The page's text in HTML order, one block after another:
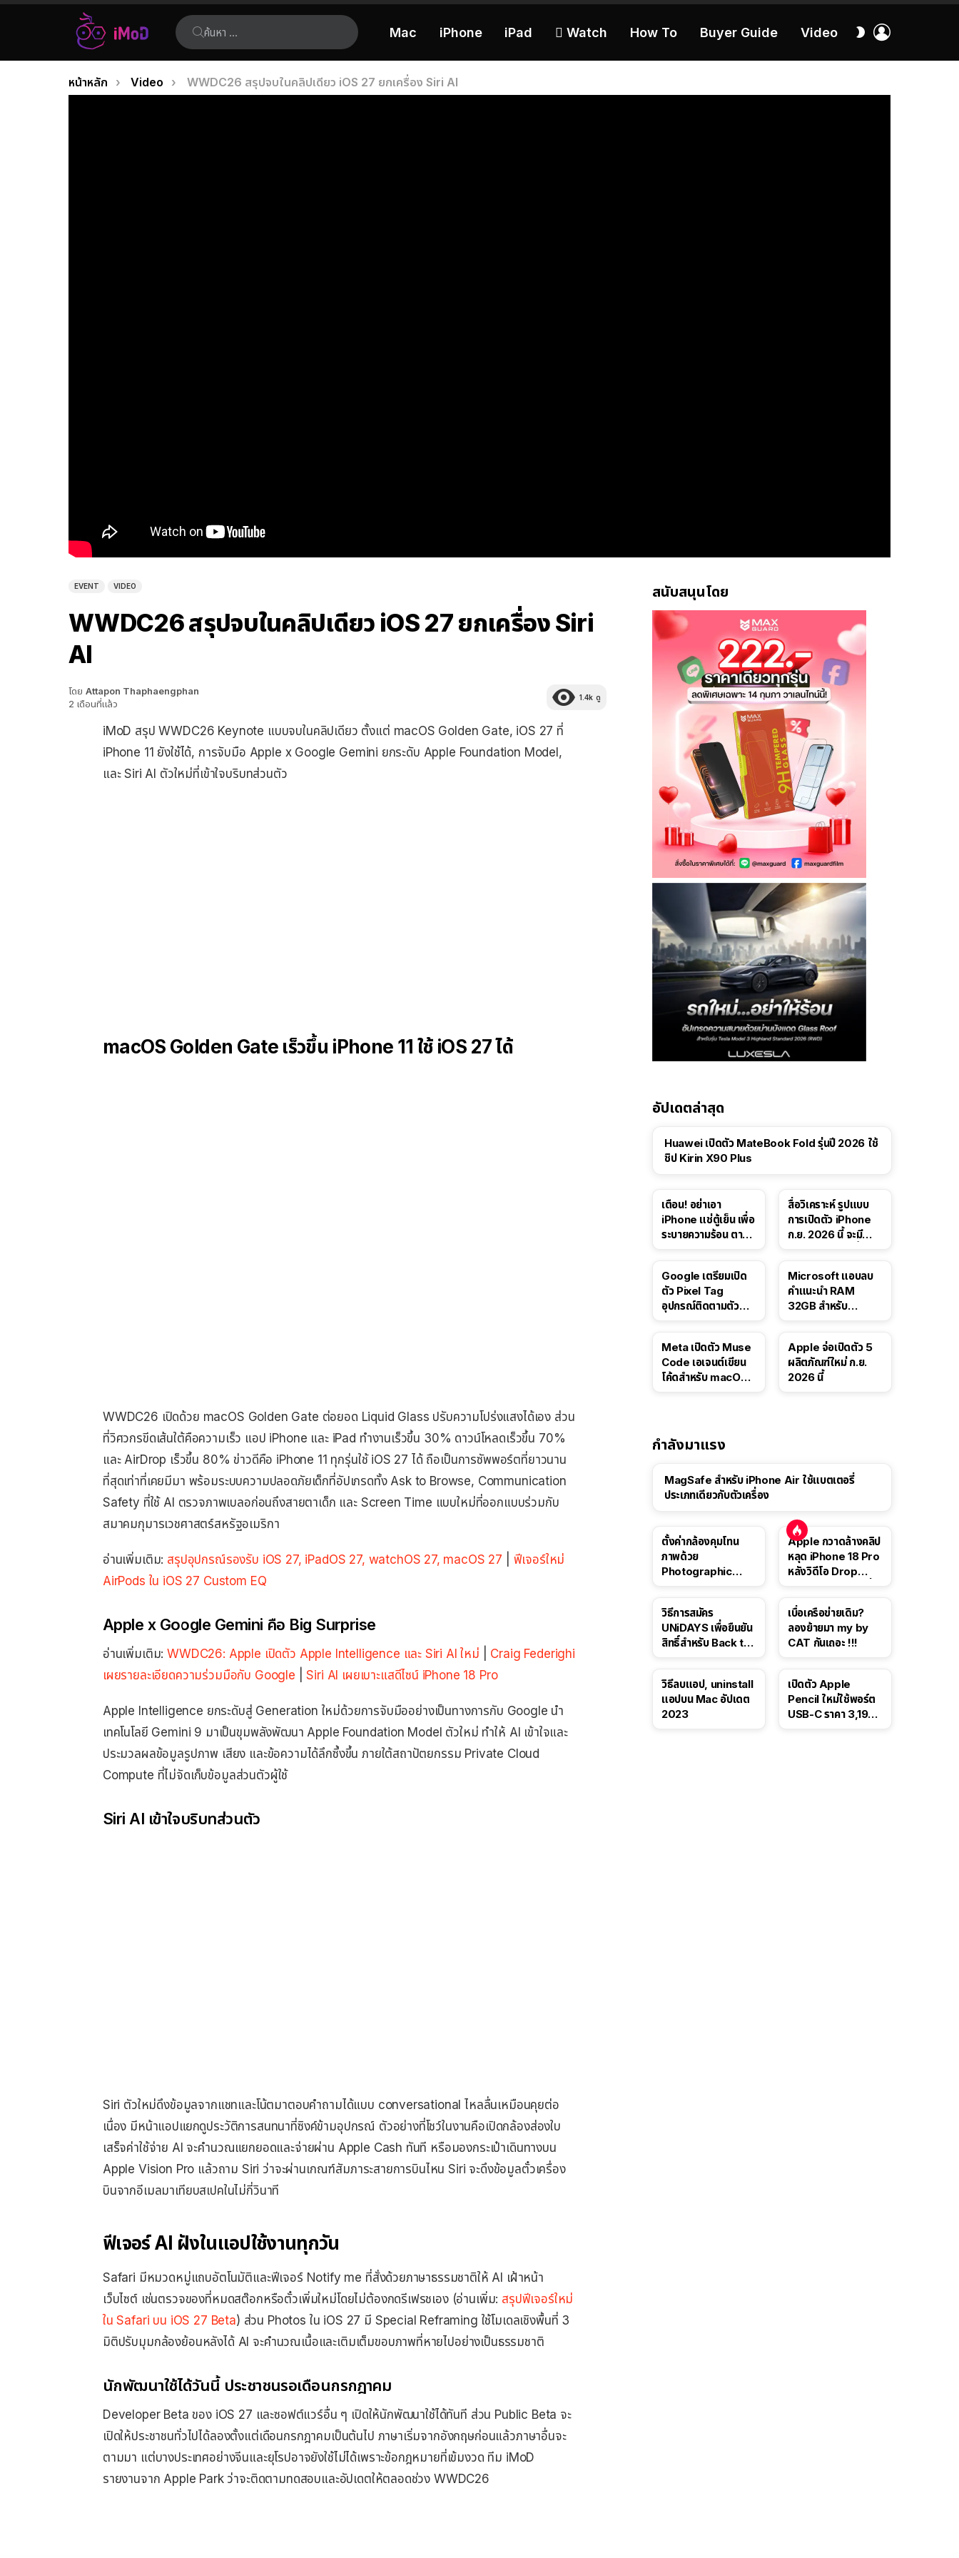
ค้นหา:
Mac iPhone iPad  Watch How To Buyer Guide Video
สลับ
เรื่อง
คุณอยู่ที่นี่:
หน้าหลัก Video WWDC26 สรุปจบในคลิปเดียว iOS 27 ยกเครื่อง Siri AI
EVENT VIDEO
WWDC26 สรุปจบในคลิปเดียว iOS 27 ยกเครื่อง Siri
AI
โดย Attapon Thaphaengphan
2 เดือนที่แล้ว
1.4k ดู
iMoD สรุป WWDC26 Keynote แบบจบในคลิปเดียว ตั้งแต่ macOS Golden Gate, iOS 27 ที่
iPhone 11 ยังใช้ได้, การจับมือ Apple x Google Gemini ยกระดับ Apple Foundation Model,
และ Siri AI ตัวใหม่ที่เข้าใจบริบทส่วนตัว
macOS Golden Gate เร็วขึ้น iPhone 11 ใช้ iOS 27 ได้
WWDC26 เปิดด้วย macOS Golden Gate ต่อยอด Liquid Glass ปรับความโปร่งแสงได้เอง ส่วน
ที่วิศวกรขีดเส้นใต้คือความเร็ว แอป iPhone และ iPad ทำงานเร็วขึ้น 30% ดาวน์โหลดเร็วขึ้น 70%
และ AirDrop เร็วขึ้น 80% ข่าวดีคือ iPhone 11 ทุกรุ่นใช้ iOS 27 ได้ ถือเป็นการซัพพอร์ตที่ยาวนาน
ที่สุดเท่าที่เคยมีมา พร้อมระบบความปลอดภัยเด็กที่อัปเกรดทั้ง Ask to Browse, Communication
Safety ที่ใช้ AI ตรวจภาพเบลอก่อนถึงสายตาเด็ก และ Screen Time แบบใหม่ที่ออกแบบร่วมกับ
สมาคมกุมารเวชศาสตร์สหรัฐอเมริกา
อ่านเพิ่มเติม: สรุปอุปกรณ์รองรับ iOS 27, iPadOS 27, watchOS 27, macOS 27
ฟีเจอร์ใหม่
AirPods ใน iOS 27 Custom EQ
Apple x Google Gemini คือ Big Surprise
อ่านเพิ่มเติม:WWDC26: Apple เปิดตัว Apple Intelligence และ Siri AI ใหม่
Craig Federighi
เผยรายละเอียดความร่วมมือกับ Google |Siri AI เผยเบาะแสดีไซน์ iPhone 18 Pro
Apple Intelligence ยกระดับสู่ Generation ใหม่ด้วยการจับมืออย่างเป็นทางการกับ Google นำ
เทคโนโลยี Gemini 9 มาเป็นขุมพลังพัฒนา Apple Foundation Model ตัวใหม่ ทำให้ AI เข้าใจและ
ประมวลผลข้อมูลรูปภาพ เสียง และข้อความได้ลึกซึ้งขึ้น ภายใต้สถาปัตยกรรม Private Cloud
Compute ที่ไม่จัดเก็บข้อมูลส่วนตัวผู้ใช้
Siri AI เข้าใจบริบทส่วนตัว
Siri ตัวใหม่ดึงข้อมูลจากแชทและโน้ตมาตอบคำถามได้แบบ conversational ไหลลื่นเหมือนคุยต่อ
เนื่อง มีหน้าแอปแยกดูประวัติการสนทนาที่ซิงค์ข้ามอุปกรณ์ ตัวอย่างที่โชว์ในงานคือเปิดกล้องส่องใบ
เสร็จค่าใช้จ่าย AI จะคำนวณแยกยอดและจ่ายผ่าน Apple Cash ทันที หรือมองกระเป๋าเดินทางบน
Apple Vision Pro แล้วถาม Siri ว่าจะผ่านเกณฑ์สัมภาระสายการบินไหน Siri จะดึงข้อมูลตั๋วเครื่อง
บินจากอีเมลมาเทียบสเปคในไม่กี่วินาที
ฟีเจอร์ AI ฝังในแอปใช้งานทุกวัน
Safari มีหมวดหมู่แถบอัตโนมัติและฟีเจอร์ Notify me ที่สั่งด้วยภาษาธรรมชาติให้ AI เฝ้าหน้า
เว็บไซต์ เช่นตรวจของที่หมดสต๊อกหรือตั๋วเพิ่มใหม่โดยไม่ต้องกดรีเฟรชเอง (อ่านเพิ่ม: สรุปฟีเจอร์ใหม่
ใน Safari บน iOS 27 Beta) ส่วน Photos ใน iOS 27 มี Special Reframing ใช้โมเดลเชิงพื้นที่ 3
มิติปรับมุมกล้องย้อนหลังได้ AI จะคำนวณเนื้อและเติมเต็มขอบภาพที่หายไปอย่างเป็นธรรมชาติ
นักพัฒนาใช้ได้วันนี้ ประชาชนรอเดือนกรกฎาคม
Developer Beta ของ iOS 27 และซอฟต์แวร์อื่น ๆ เปิดให้นักพัฒนาใช้ได้ทันที ส่วน Public Beta จะ
เปิดให้ประชาชนทั่วไปได้ลองตั้งแต่เดือนกรกฎาคมเป็นต้นไป ภาษาเริ่มจากอังกฤษก่อนแล้วภาษาอื่นจะ
ตามมา แต่บางประเทศอย่างจีนและยุโรปอาจยังใช้ไม่ได้เพราะข้อกฎหมายที่เข้มงวด ทีม iMoD
รายงานจาก Apple Park ว่าจะติดตามทดสอบและอัปเดตให้ตลอดช่วง WWDC26
สนับสนุนโดย
อัปเดตล่าสุด
Huawei เปิดตัว MateBook Fold รุ่นปี 2026 ใช้
ชิป Kirin X90 Plus
เตือน! อย่าเอา
iPhone แช่ตู้เย็น เพื่อ
ระบายความร้อน ตาม
สื่อวิเคราะห์ รูปแบบ
การเปิดตัว iPhone
ก.ย. 2026 นี้ จะมี
Google เตรียมเปิด
ตัว Pixel Tag
อุปกรณ์ติดตามตัว
Microsoft แอบลบ
คำแนะนำ RAM
32GB สำหรับ
Meta เปิดตัว Muse
Code เอเจนต์เขียน
โค้ดสำหรับ macOS
Apple จ่อเปิดตัว 5
ผลิตภัณฑ์ใหม่ ก.ย.
2026 นี้
กำลังมาแรง
MagSafe สำหรับ iPhone Air ใช้แบตเตอรี่
ประเภทเดียวกับตัวเครื่อง
ตั้งค่ากล้องคุมโทน
ภาพด้วย
Photographic
Apple กวาดล้างคลิป
หลุด iPhone 18 Pro
หลังวิดีโอ Drop
วิธีการสมัคร
UNiDAYS เพื่อยืนยัน
สิทธิ์สำหรับ Back to
เบื่อเครือข่ายเดิม?
ลองย้ายมา my by
CAT กันเถอะ !!!
วิธีลบแอป, uninstall
แอปบน Mac อัปเดต
2023
เปิดตัว Apple
Pencil ใหม่ใช้พอร์ต
USB-C ราคา 3,190